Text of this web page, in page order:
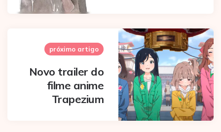
próximo artigo
Novo trailer do
filme anime
Trapezium